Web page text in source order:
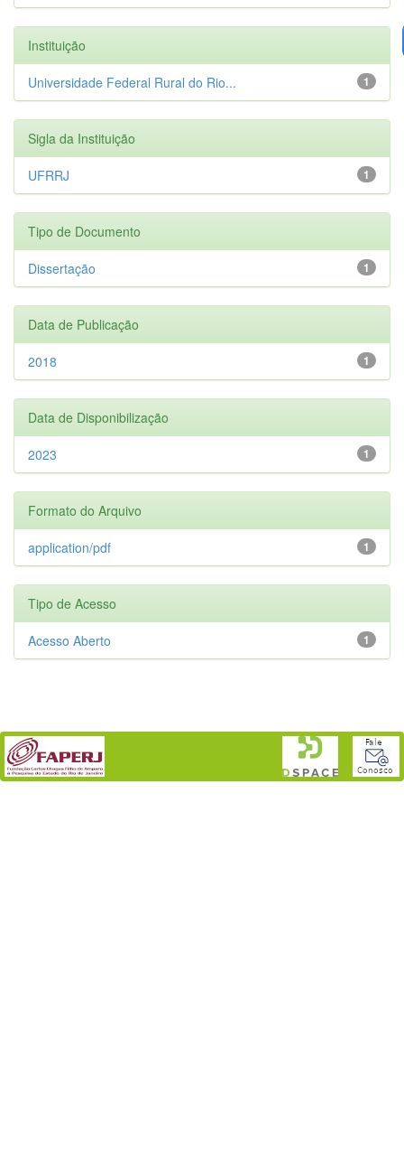
Instituição
1
Universidade Federal Rural do Rio...
Sigla da Instituição
1
UFRRJ
Tipo de Documento
1
Dissertação
Data de Publicação
1
2018
Data de Disponibilização
1
2023
Formato do Arquivo
1
application/pdf
Tipo de Acesso
1
Acesso Aberto